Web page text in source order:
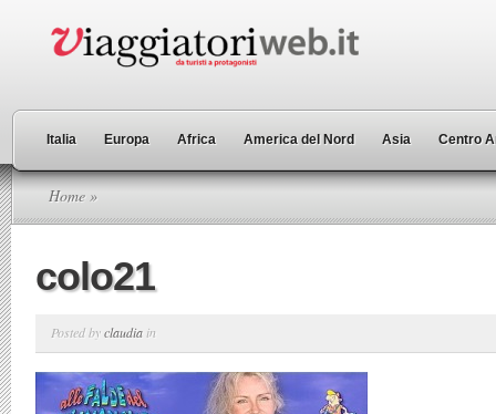
Italia Europa Africa America del Nord Asia Centro
Home »
colo21
Posted byclaudia in